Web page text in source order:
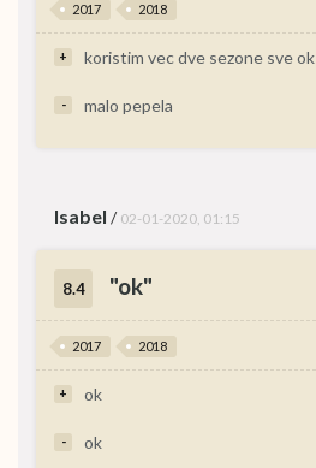
2017 2018
+ koristim vec dve sezone sve ok
- malo pepela
Isabel / 02-01-2020, 01:15
8.4 "ok"
2017 2018
+ ok
- ok